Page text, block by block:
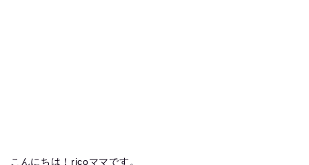
こんにちは！ricoママです。